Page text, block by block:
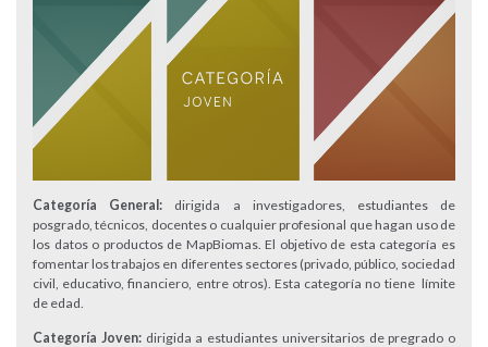
Categoría General: dirigida a investigadores, estudiantes de
posgrado, técnicos, docentes o cualquier profesional que hagan uso de
los datos o productos de MapBiomas. El objetivo de esta categoría es
fomentar los trabajos en diferentes sectores (privado, público, sociedad
civil, educativo, financiero, entre otros). Esta categoría no tiene límite
de edad.
Categoría Joven: dirigida a estudiantes universitarios de pregrado o